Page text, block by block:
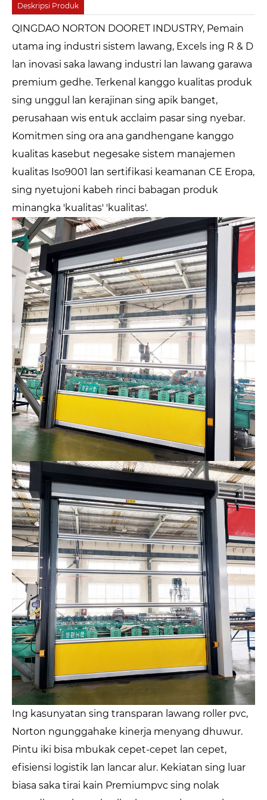
Deskripsi Produk
QINGDAO NORTON DOORET INDUSTRY, Pemain
utama ing industri sistem lawang, Excels ing R & D
lan inovasi saka lawang industri lan lawang garawa
premium gedhe. Terkenal kanggo kualitas produk
sing unggul lan kerajinan sing apik banget,
perusahaan wis entuk acclaim pasar sing nyebar.
Komitmen sing ora ana gandhengane kanggo
kualitas kasebut negesake sistem manajemen
kualitas Iso9001 lan sertifikasi keamanan CE Eropa,
sing nyetujoni kabeh rinci babagan produk
minangka 'kualitas' 'kualitas'.
Ing kasunyatan sing transparan lawang roller pvc,
Norton ngunggahake kinerja menyang dhuwur.
Pintu iki bisa mbukak cepet-cepet lan cepet,
efisiensi logistik lan lancar alur. Kekiatan sing luar
biasa saka tirai kain Premiumpvc sing nolak